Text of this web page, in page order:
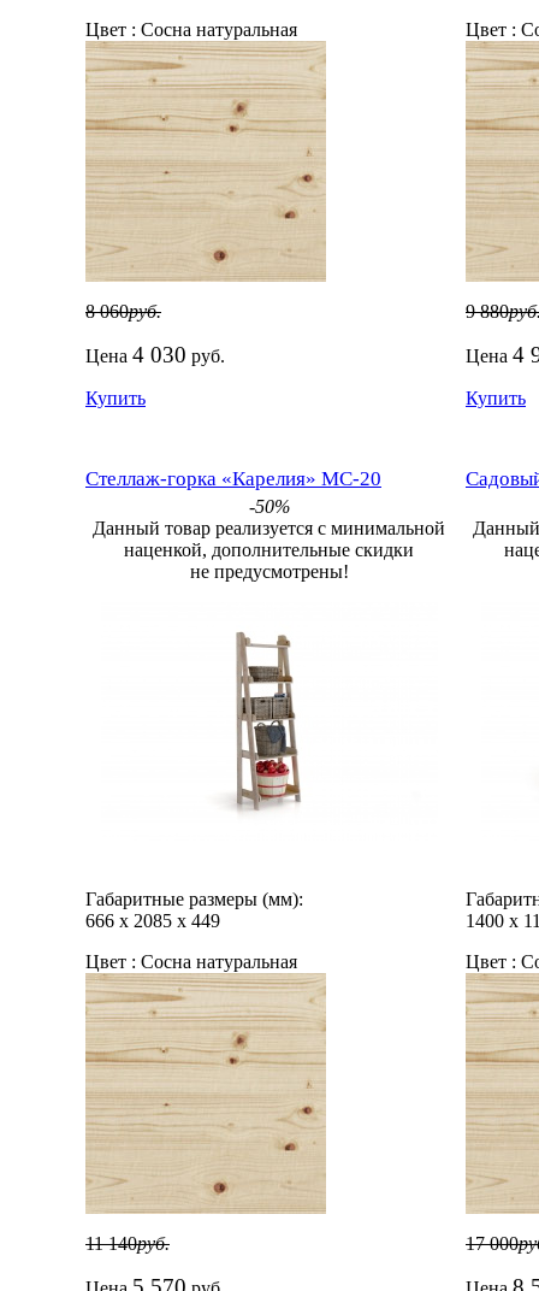
Цвет : Сосна натуральная
8 060руб.
Цена 4 030 руб.
Купить
Цвет :
9 880
Цена 4
Купить
Стеллаж-горка «Карелия» МС-20
-50%
Данный товар реализуется с минимальной
наценкой, дополнительные скидки
не предусмотрены!
Габаритные размеры (мм):
666 х 2085 х 449
Цвет : Сосна натуральная
11 140руб.
Данный
1400 х
Цвет :
17 000